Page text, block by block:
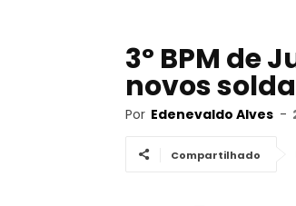
3º BPM de
novos
Por Edenevaldo Alves -
Compartilhado